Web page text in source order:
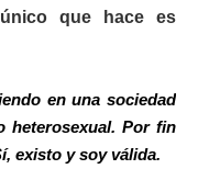
que hace es
en una sociedad
heterosexual. Por fin
existo y soy válida.